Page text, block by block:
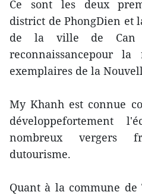
Ce sont les deux
district de PhongDien et
de la ville de
reconnaissancepour
exemplaires de la
My Khanh est connue
développefortement
nombreux vergers
dutourisme.
Quant à la commune